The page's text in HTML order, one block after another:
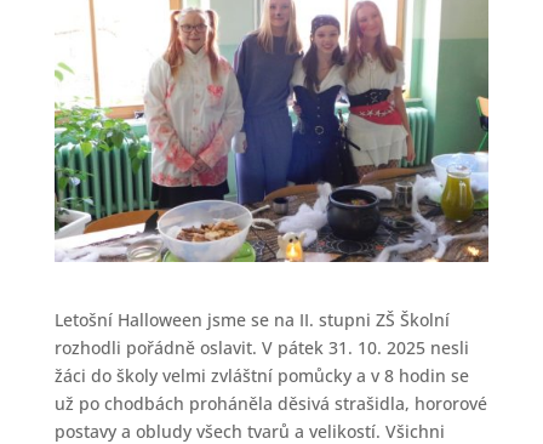
Letošní Halloween jsme se na II. stupni ZŠ Školní
rozhodli pořádně oslavit. V pátek 31. 10. 2025 nesli
žáci do školy velmi zvláštní pomůcky a v 8 hodin se
už po chodbách proháněla děsivá strašidla, hororové
postavy a obludy všech tvarů a velikostí. Všichni